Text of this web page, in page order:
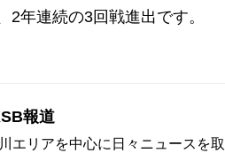
2年連続の3回戦進出です。
報道
エリアを中心に日々ニュースを